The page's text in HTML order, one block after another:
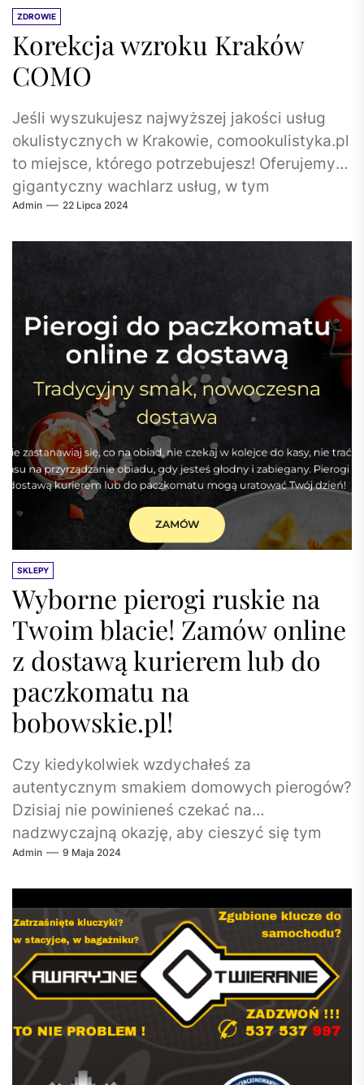
ZDROWIE
Korekcja wzroku Kraków
COMO
Jeśli wyszukujesz najwyższej jakości usług
okulistycznych w Krakowie, comookulistyka.pl
to miejsce, którego potrzebujesz! Oferujemy
gigantyczny wachlarz usług, w tym
specjalizujemy się w zaawansowanej korekcji
Admin 22 Lipca 2024
SKLEPY
Wyborne pierogi ruskie na
Twoim blacie! Zamów online
z dostawą kurierem lub do
paczkomatu na
bobowskie.pl!
Czy kiedykolwiek wzdychałeś za
autentycznym smakiem domowych pierogów?
Dzisiaj nie powinieneś czekać na
nadzwyczajną okazję, aby cieszyć się tym
rewelacyjnym smakołykiem! Bobowskie.pl
Admin 9 Maja 2024